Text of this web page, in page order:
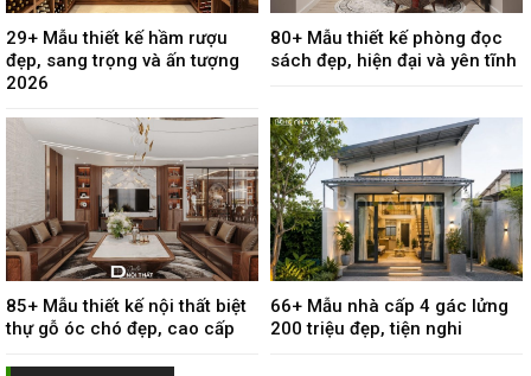
29+ Mẫu thiết kế hầm rượu
đẹp, sang trọng và ấn tượng
2026
80+ Mẫu thiết kế phòng đọc
sách đẹp, hiện đại và yên tĩnh
85+ Mẫu thiết kế nội thất biệt
thự gỗ óc chó đẹp, cao cấp
66+ Mẫu nhà cấp 4 gác lửng
200 triệu đẹp, tiện nghi